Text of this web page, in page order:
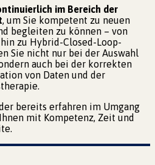
im Bereich der
, um Sie kompetent zu neuen
begleiten zu können – von
zu Hybrid-Closed-Loop-
Sie nicht nur bei der Auswahl
auch bei der korrekten
von Daten und der
bereits erfahren im Umgang
mit Kompetenz, Zeit und